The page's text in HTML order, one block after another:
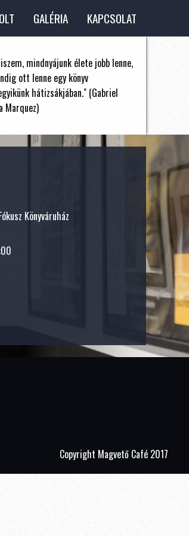
GALÉRIA KAPCSOLAT
mindnyájunk élete jobb lenne,
ott lenne egy könyv
hátizsákjában." (Gabriel
Marquez)
Könyváruház
Copyright Magvető Café 2017